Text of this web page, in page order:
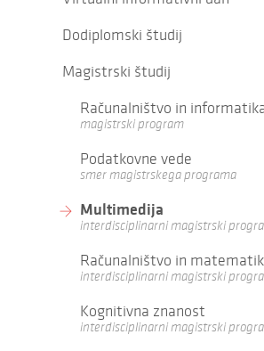
Dodiplomski študij
Magistrski študij
Računalništvo in
magistrski program
Podatkovne vede
smer magistrskega programa
Multimedija
interdisciplinarni magistrski
Računalništvo in
interdisciplinarni magistrski
Kognitivna znanost
interdisciplinarni magistrski